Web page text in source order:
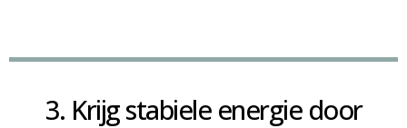
3. Krijg stabiele energie door